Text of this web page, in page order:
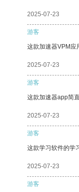
2025-07-23
游客
这款加速器VPM应
2025-07-23
游客
这款加速器app简
2025-07-23
游客
这款学习软件的学
2025-07-23
游客